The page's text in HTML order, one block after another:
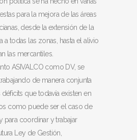
para la mejora de las áreas
desde la extensión de la
a todas las zonas, hasta el alivio
las mercantiles.
ASIVALCO como DV, se
de manera conjunta
que todavía existen en
como puede ser el caso de
para coordinar y trabajar
Ley de Gestión,